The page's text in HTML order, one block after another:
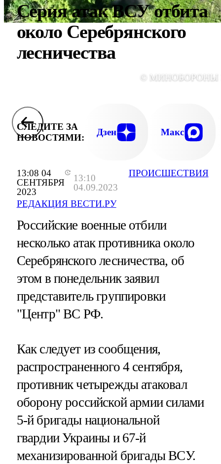
13:08 04
СЕНТЯБРЯ
2023
13:10
04.09.2023
РЕДАКЦИЯ ВЕСТИ.РУ
ПРОИСШЕСТВИЯ
Серия атак ВСУ отбита
около Серебрянского
лесничества
© МИНОБОРОНЫ
СЛЕДИТЕ ЗА
НОВОСТЯМИ:
Дзен Макс
Российские военные отбили
несколько атак противника около
Серебрянского лесничества, об
этом в понедельник заявил
представитель группировки
"Центр" ВС РФ.
Как следует из сообщения,
распространенного 4 сентября,
противник четырежды атаковал
оборону российской армии силами
5-й бригады национальной
гвардии Украины и 67-й
механизированной бригады ВСУ.